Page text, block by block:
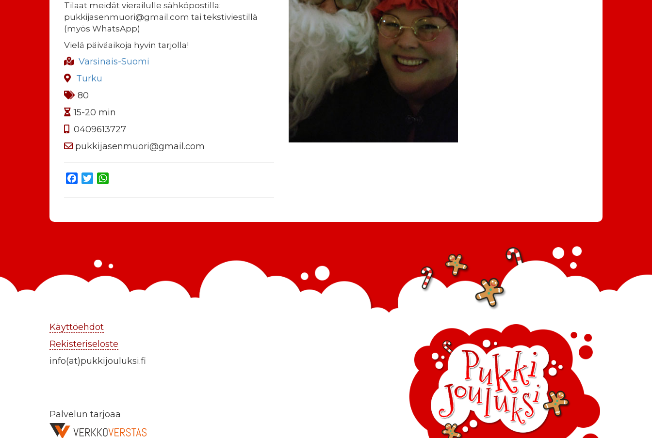
Tilaat meidät vierailulle sähköpostilla:
pukkijasenmuori@gmail.com tai tekstiviestillä
(myös WhatsApp)
Vielä päiväaikoja hyvin tarjolla!
Varsinais-Suomi
Turku
80
15-20 min
0409613727
pukkijasenmuori@gmail.com
Facebook
Twitter
Käyttöehdot
Rekisteriseloste
info(at)pukkijouluksi.fi
Palvelun tarjoaa